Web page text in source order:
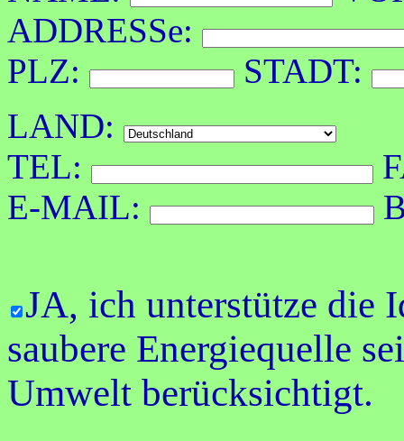
ADDRESSe:
PLZ:
STADT:
LAND:
TEL:
E-MAIL:
JA, ich unterstütze die
saubere Energiequelle
Umwelt berücksichtigt.